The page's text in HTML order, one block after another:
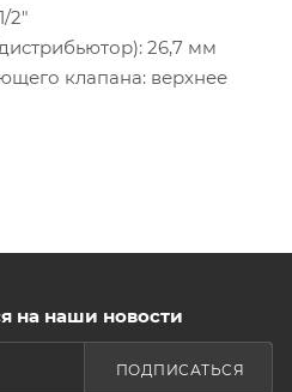
2"
26,7 мм
клапана: верхнее
на наши новости
ПОДПИСАТЬСЯ